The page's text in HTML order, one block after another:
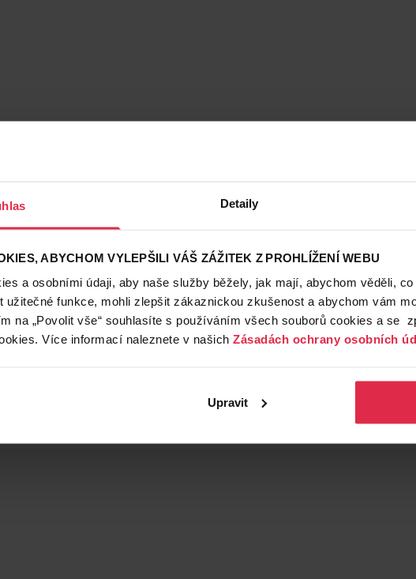
Detaily
ABYCHOM VYLEPŠILI VÁŠ ZÁŽITEK Z PROHLÍŽENÍ WEBU
a osobními údaji, aby naše služby běžely, jak mají, abychom věděli,
užitečné funkce, mohli zlepšit zákaznickou zkušenost a abychom vám
na „Povolit vše“ souhlasíte s používáním všech souborů cookies a se
Více informací naleznete v našich Zásadách ochrany osobních
Upravit